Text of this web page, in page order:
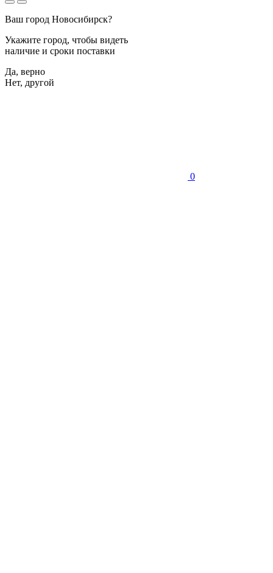
Ваш город Новосибирск?
Укажите город, чтобы видеть
наличие и сроки поставки
Да, верно
Нет, другой
0